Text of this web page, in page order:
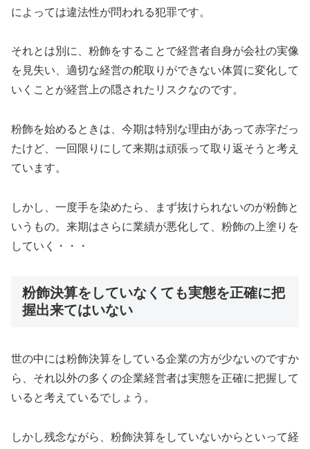
によっては違法性が問われる犯罪です。
それとは別に、粉飾をすることで経営者自身が会社の実像
を見失い、適切な経営の舵取りができない体質に変化して
いくことが経営上の隠されたリスクなのです。
粉飾を始めるときは、今期は特別な理由があって赤字だっ
たけど、一回限りにして来期は頑張って取り返そうと考え
ています。
しかし、一度手を染めたら、まず抜けられないのが粉飾と
いうもの。来期はさらに業績が悪化して、粉飾の上塗りを
していく・・・
粉飾決算をしていなくても実態を正確に把
握出来てはいない
世の中には粉飾決算をしている企業の方が少ないのですか
ら、それ以外の多くの企業経営者は実態を正確に把握して
いると考えているでしょう。
しかし残念ながら、粉飾決算をしていないからといって経